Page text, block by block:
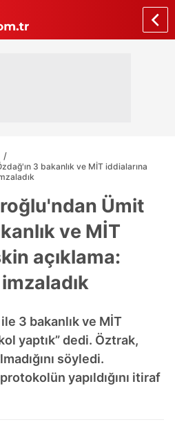
3 bakanlık ve MİT iddialarına
Ümit
ve MİT
açıklama:
3 bakanlık ve MİT
yaptık” dedi. Öztrak,
söyledi.
yapıldığını itiraf